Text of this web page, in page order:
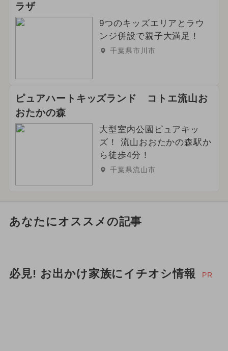
ラザ
9つのキッズエリアとラウ
ンジ併設で親子大満足！
千葉県市川市
ピュアハートキッズランド コトエ流山お
おたかの森
大型室内公園ピュアキッ
ズ！ 流山おおたかの森駅か
ら徒歩4分！
千葉県流山市
あなたにオススメの記事
必見! お出かけ家族にイチオシ情報 PR